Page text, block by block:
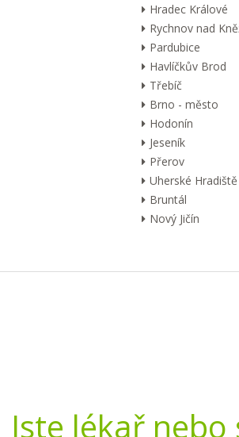
Hradec Králové
Rychnov nad
Pardubice
Havlíčkův Brod
Třebíč
Brno - město
Hodonín
Jeseník
Přerov
Uherské Hradiště
Bruntál
Nový Jičín
Jste lékař